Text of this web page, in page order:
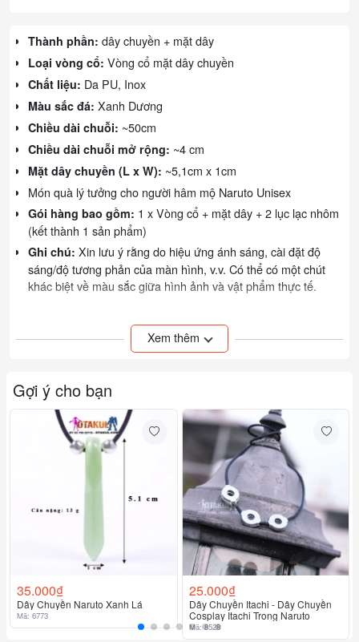
Thành phần: dây chuyền + mặt dây
Loại vòng cổ: Vòng cổ mặt dây chuyền
Chất liệu: Da PU, Inox
Màu sắc đá: Xanh Dương
Chiều dài chuỗi: ~50cm
Chiều dài chuỗi mở rộng: ~4 cm
Mặt dây chuyền (L x W): ~5,1cm x 1cm
Món quà lý tưởng cho người hâm mộ Naruto Unisex
Gói hàng bao gồm: 1 x Vòng cổ + mặt dây + 2 lục lạc nhôm
(kết thành 1 sản phẩm)
Ghi chú: Xin lưu ý rằng do hiệu ứng ánh sáng, cài đặt độ
sáng/độ tương phản của màn hình, v.v. Có thể có một chút
khác biệt về màu sắc giữa hình ảnh và vật phẩm thực tế.
mới nguyên khi đến tay bạn! Một món quà dễ thương dành cho
Đơn vị tính: Bộ
Xem thêm
Gợi ý cho bạn
35.000₫
Dây Chuyền Naruto Xanh Lá
Mã: 6773
25.000₫
Dây Chuyền Itachi - Dây Chuyền
Cosplay Itachi Trong Naruto
Mã: 8528